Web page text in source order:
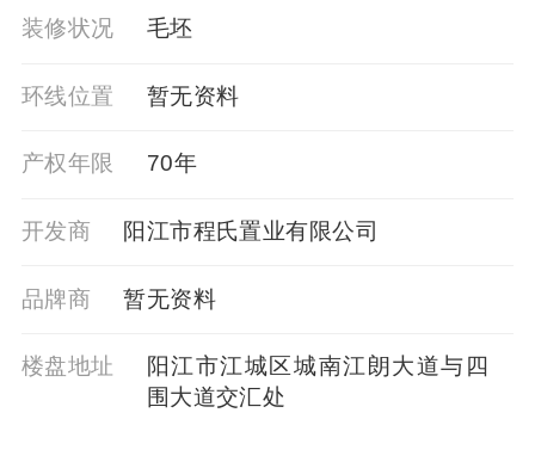
装修状况 毛坯
环线位置 暂⽆资料
产权年限 70年
开发商 阳江市程氏置业有限公司
品牌商 暂⽆资料
楼盘地址
阳江市江城区城南江朗大道与四
围大道交汇处